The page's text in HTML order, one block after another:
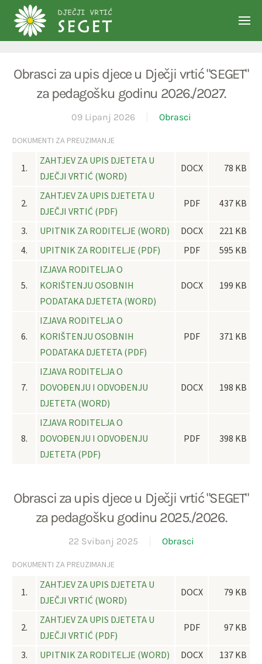
Skip to main content
Obrasci za upis djece u Dječji vrtić "SEGET"
za pedagošku godinu 2026./2027.
09 Lipanj 2026 Obrasci
DOKUMENTI ZA PREUZIMANJE
1.
ZAHTJEV ZA UPIS DJETETA U
DJEČJI VRTIĆ (WORD)
DOCX 78 KB
2.
ZAHTJEV ZA UPIS DJETETA U
DJEČJI VRTIĆ (PDF)
PDF 437 KB
3. UPITNIK ZA RODITELJE (WORD) DOCX
221 KB
4.
UPITNIK ZA RODITELJE (PDF) PDF 595 KB
5.
IZJAVA RODITELJA O
KORIŠTENJU OSOBNIH
PODATAKA DJETETA (WORD)
DOCX 199 KB
6.
IZJAVA RODITELJA O
KORIŠTENJU OSOBNIH
PODATAKA DJETETA (PDF)
PDF 371 KB
7.
IZJAVA RODITELJA O
DOVOĐENJU I ODVOĐENJU
DJETETA (WORD)
DOCX 198 KB
8.
IZJAVA RODITELJA O
DOVOĐENJU I ODVOĐENJU
DJETETA (PDF)
PDF 398 KB
Obrasci za upis djece u Dječji vrtić "SEGET"
za pedagošku godinu 2025./2026.
22 Svibanj 2025 Obrasci
DOKUMENTI ZA PREUZIMANJE
1.
ZAHTJEV ZA UPIS DJETETA U
DJEČJI VRTIĆ (WORD)
DOCX 79 KB
2.
ZAHTJEV ZA UPIS DJETETA U
DJEČJI VRTIĆ (PDF)
PDF 97 KB
3. UPITNIK ZA RODITELJE (WORD) DOCX
137 KB